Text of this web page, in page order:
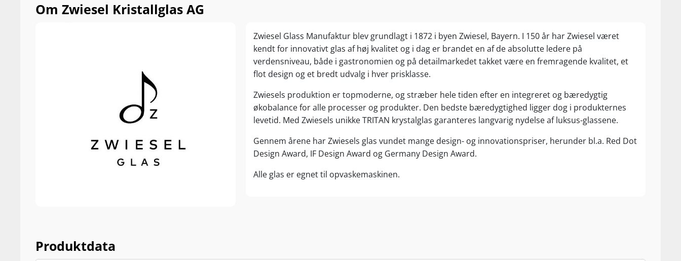
Om Zwiesel Kristallglas AG
Zwiesel Glass Manufaktur blev grundlagt i 1872 i byen Zwiesel, Bayern. I 150 år har Zwiesel været
kendt for innovativt glas af høj kvalitet og i dag er brandet en af de absolutte ledere på
verdensniveau, både i gastronomien og på detailmarkedet takket være en fremragende kvalitet, et
flot design og et bredt udvalg i hver prisklasse.
Zwiesels produktion er topmoderne, og stræber hele tiden efter en integreret og bæredygtig
økobalance for alle processer og produkter. Den bedste bæredygtighed ligger dog i produkternes
levetid. Med Zwiesels unikke TRITAN krystalglas garanteres langvarig nydelse af luksus-glassene.
Gennem årene har Zwiesels glas vundet mange design- og innovationspriser, herunder bl.a. Red Dot
Design Award, IF Design Award og Germany Design Award.
Alle glas er egnet til opvaskemaskinen.
Produktdata